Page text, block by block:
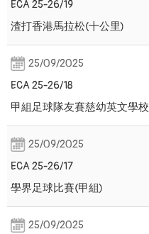
ECA 25-26/19
渣打香港馬拉松(十公里)
25/09/2025
ECA 25-26/18
甲組足球隊友賽慈幼英文學校
25/09/2025
ECA 25-26/17
學界足球比賽(甲組)
25/09/2025